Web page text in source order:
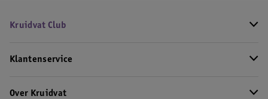
Kruidvat Club
Klantenservice
Over Kruidvat